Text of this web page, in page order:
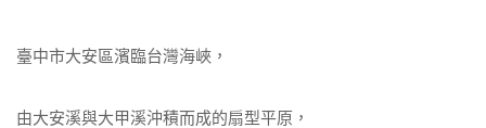
臺中市大安區濱臨台灣海峽，
由大安溪與大甲溪沖積而成的扇型平原，